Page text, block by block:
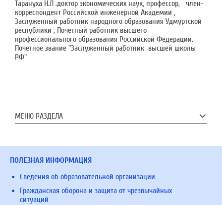
Тарануха Н.Л .доктор экономических наук, профессор, член-
корреспондент Российской инженерной Академии ,
Заслуженный работник народного образования Удмуртской
республики , Почетный работник высшего
профессионального образования Российской Федерации.
Почетное звание "Заслуженный работник высшей школы
РФ"
МЕНЮ РАЗДЕЛА
ПОЛЕЗНАЯ ИНФОРМАЦИЯ
Сведения об образовательной организации
Гражданская оборона и защита от чрезвычайных
ситуаций